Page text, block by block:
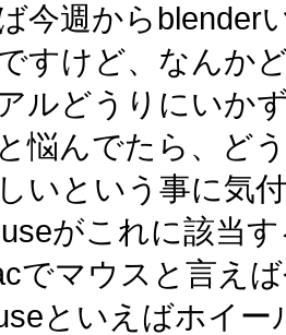
今週からblender
すけど、なんか
ルどうりにいか
悩んでたら、ど
いという事に気
がこれに該当
でマウスと言え
といえばホイ